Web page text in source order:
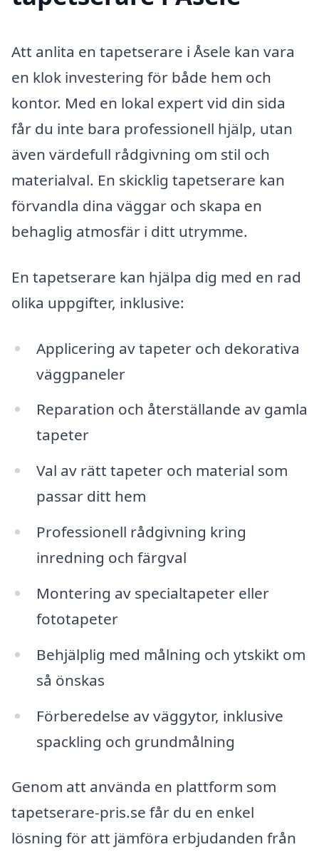
Att anlita en tapetserare i Åsele kan vara
en klok investering för både hem och
kontor. Med en lokal expert vid din sida
får du inte bara professionell hjälp, utan
även värdefull rådgivning om stil och
materialval. En skicklig tapetserare kan
förvandla dina väggar och skapa en
behaglig atmosfär i ditt utrymme.
En tapetserare kan hjälpa dig med en rad
olika uppgifter, inklusive:
Applicering av tapeter och dekorativa
väggpaneler
Reparation och återställande av gamla
tapeter
Val av rätt tapeter och material som
passar ditt hem
Professionell rådgivning kring
inredning och färgval
Montering av specialtapeter eller
fototapeter
Behjälplig med målning och ytskikt om
så önskas
Förberedelse av väggytor, inklusive
spackling och grundmålning
Genom att använda en plattform som
tapetserare-pris.se får du en enkel
lösning för att jämföra erbjudanden från